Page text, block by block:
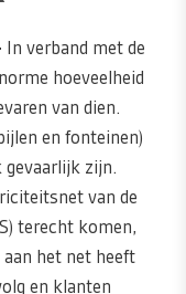
In verband met de
hoeveelheid
van dien.
en fonteinen)
zijn.
van de
terecht komen,
aan het net heeft
en klanten